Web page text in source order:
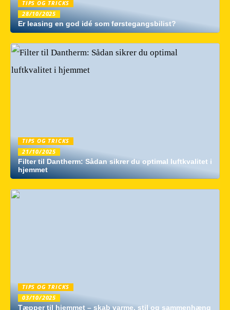
TIPS OG TRICKS
28/10/2025
Er leasing en god idé som førstegangsbilist?
TIPS OG TRICKS
21/10/2025
Filter til Dantherm: Sådan sikrer du optimal luftkvalitet i
hjemmet
TIPS OG TRICKS
03/10/2025
Tæpper til hjemmet – skab varme, stil og sammenhæng